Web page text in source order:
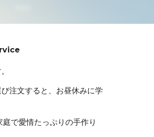
注文すると、お昼休みに学
で愛情たっぷりの手作り